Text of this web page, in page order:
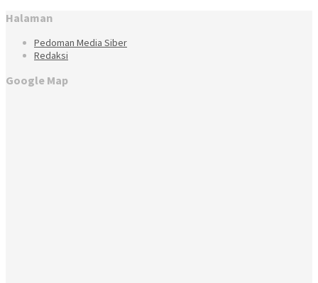
Halaman
Pedoman Media Siber
Redaksi
Google Map